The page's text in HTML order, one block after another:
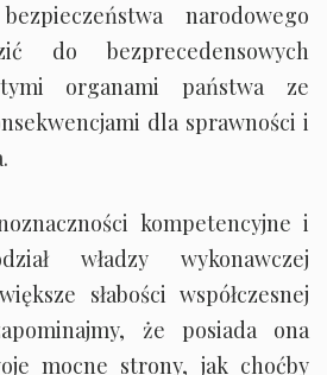
narodowego
do bezprecedensowych
organami państwa ze
dla sprawności i
kompetencyjne i
władzy wykonawczej
słabości współczesnej
że posiada ona
mocne strony, jak choćby